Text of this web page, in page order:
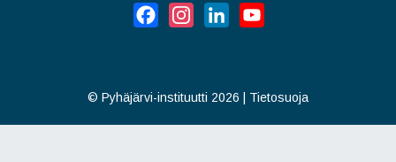
FacebookInstagram
LinkedIn
© Pyhäjärvi-instituutti 2026 Tietosuoja